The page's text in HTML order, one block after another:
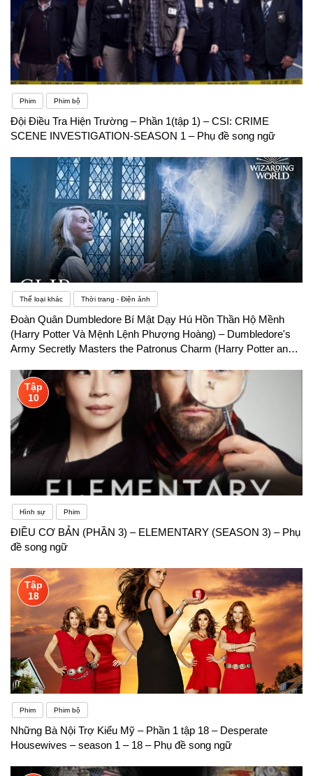
Phim Phim bộ
Đội Điều Tra Hiện Trường – Phần 1(tập 1) – CSI: CRIME
SCENE INVESTIGATION-SEASON 1 – Phụ đề song ngữ
Thể loại khác Thời trang - Điện ảnh
Đoàn Quân Dumbledore Bí Mật Dạy Hú Hồn Thần Hộ Mềnh
(Harry Potter Và Mệnh Lệnh Phượng Hoàng) – Dumbledore's
Army Secretly Masters the Patronus Charm (Harry Potter and
Tập
10
Hình sự Phim
ĐIỀU CƠ BẢN (PHẦN 3) – ELEMENTARY (SEASON 3) – Phụ
đề song ngữ
Tập
18
Phim Phim bộ
Những Bà Nội Trợ Kiểu Mỹ – Phần 1 tập 18 – Desperate
Housewives – season 1 – 18 – Phụ đề song ngữ